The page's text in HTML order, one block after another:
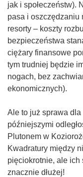
jak i społeczeństw).
pasa i oszczędzaniu
resorty – koszty
bezpieczeństwa
ciężary finansowe
tym trudniej będzie
nogach, bez
ekonomicznych).
Ale to już sprawa
późniejszymi
Plutonem w
Kwadratury między
pięciokrotnie, ale ich
znacznie dłużej!